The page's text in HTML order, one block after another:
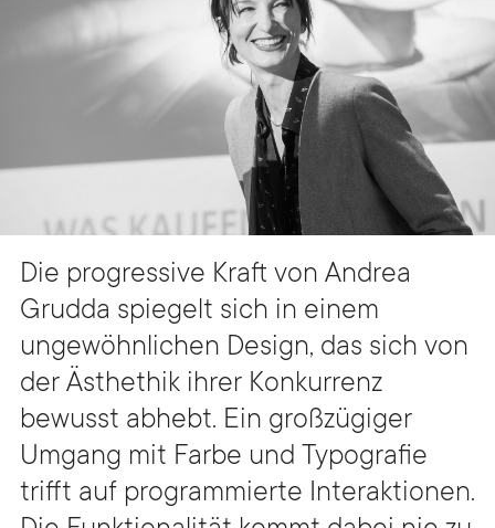
Die progressive Kraft von Andrea
Grudda spiegelt sich in einem
ungewöhnlichen Design, das sich von
der Ästhethik ihrer Konkurrenz
bewusst abhebt. Ein großzügiger
Umgang mit Farbe und Typografie
trifft auf programmierte Interaktionen.